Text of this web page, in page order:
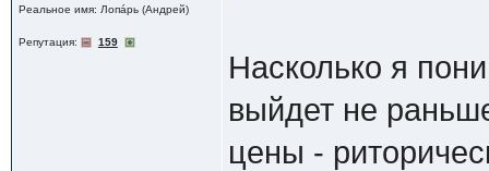
Реальное имя: Лопáрь (Андрей)
Репутация: 159
Насколько я
выйдет не
цены -